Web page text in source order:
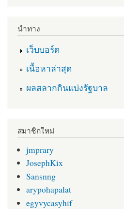
นำทาง
เว็บบอร์ด
เนื้อหาล่าสุด
ผลสลากกินแบ่งรัฐบาล
สมาชิกใหม่
jmprary
JosephKix
Sansnng
arypohapalat
egyvycasyhif